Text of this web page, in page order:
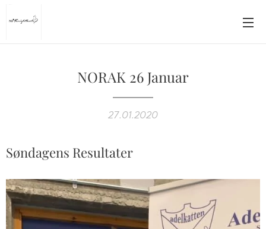
NORAK 26 Januar
27.01.2020
Søndagens Resultater